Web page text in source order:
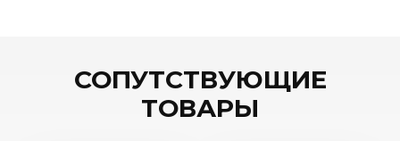
СОПУТСТВУЮЩИЕ
ТОВАРЫ